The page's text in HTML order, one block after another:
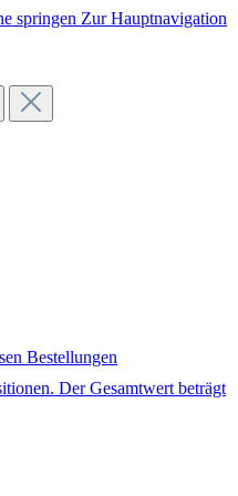
springen Zur Hauptnavigation
Bestellungen
Der Gesamtwert beträgt